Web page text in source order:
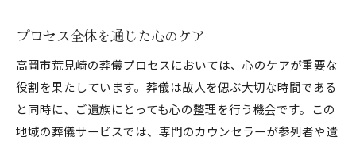
プロセス全体を通じた心のケア
高岡市荒見崎の葬儀プロセスにおいては、心のケアが重要な
役割を果たしています。葬儀は故人を偲ぶ大切な時間である
と同時に、ご遺族にとっても心の整理を行う機会です。この
地域の葬儀サービスでは、専門のカウンセラーが参列者や遺